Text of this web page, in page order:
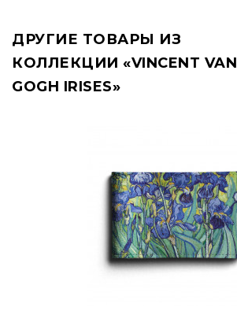
ДРУГИЕ ТОВАРЫ ИЗ
КОЛЛЕКЦИИ «VINCENT VAN
GOGH IRISES»